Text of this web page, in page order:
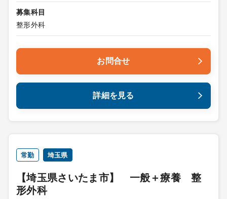
募集科目
整形外科
お問合せ
詳細を見る
常勤 埼玉県
【埼玉県さいたま市】 一般＋療養 整
形外科